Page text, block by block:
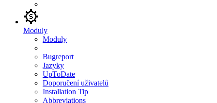
Moduly
Moduly
Bugreport
Jazyky
UpToDate
Doporučení uživatelů
Installation Tip
Abbreviations